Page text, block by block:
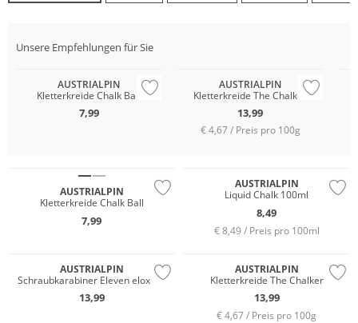
Unsere Empfehlungen für Sie
AUSTRIALPIN
Kletterkreide Chalk Ball
7,99
AUSTRIALPIN
Kletterkreide The Chalker
13,99
€ 4,67 / Preis pro 100g
AUSTRIALPIN
Kletterkreide Chalk Ball
7,99
AUSTRIALPIN
Liquid Chalk 100ml
8,49
€ 8,49 / Preis pro 100ml
AUSTRIALPIN
Schraubkarabiner Eleven eloxiert
13,99
AUSTRIALPIN
Kletterkreide The Chalker
13,99
€ 4,67 / Preis pro 100g